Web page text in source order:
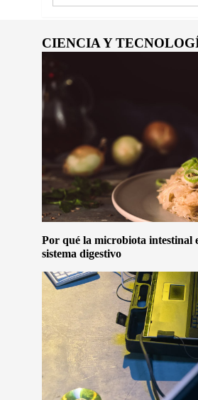
CIENCIA Y
Por qué la microbiota intestinal
sistema digestivo